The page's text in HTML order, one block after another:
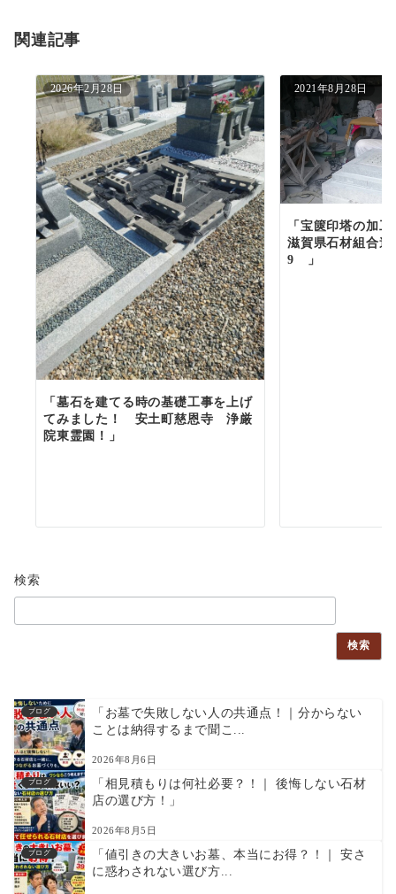
ン
関連記事
2026年2月28日
「墓石を建てる時の基礎工事を上げ
てみました！ 安土町慈恩寺 浄厳
院東霊園！」
2021年8月28日
「宝篋印塔の加
滋賀県石材組合
9 」
検索
検索
ブログ
「お墓で失敗しない人の共通点！｜分からない
ことは納得するまで聞こ...
2026年8月6日
ブログ
「相見積もりは何社必要？！｜ 後悔しない石材
店の選び方！」
2026年8月5日
ブログ
「値引きの大きいお墓、本当にお得？！｜ 安さ
に惑わされない選び方...